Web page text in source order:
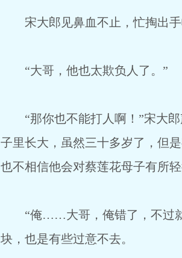
宋大郎见鼻血不止，忙掏出手
“大哥，他也太欺负人了。”
“那你也不能打人啊！”宋大郎
子里长大，虽然三十多岁了，但
也不相信他会对蔡莲花母子有所轻
“俺……大哥，俺错了，不过就
块，也是有些过意不去。